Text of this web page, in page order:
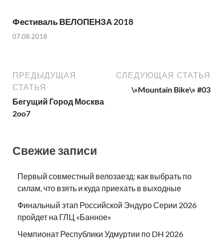
Фестиваль ВЕЛОПЕНЗА 2018
07.08.2018
ПРЕДЫДУЩАЯ
СТАТЬЯ
Бегущий Город Москва
2oo7
СЛЕДУЮЩАЯ СТАТЬЯ
\»Mountain Bike\» #03
Свежие записи
Первый совместный велозаезд: как выбрать по
силам, что взять и куда приехать в выходные
Финальный этап Российской Эндуро Серии 2026
пройдет на ГЛЦ «Банное»
Чемпионат Республики Удмуртии по DH 2026